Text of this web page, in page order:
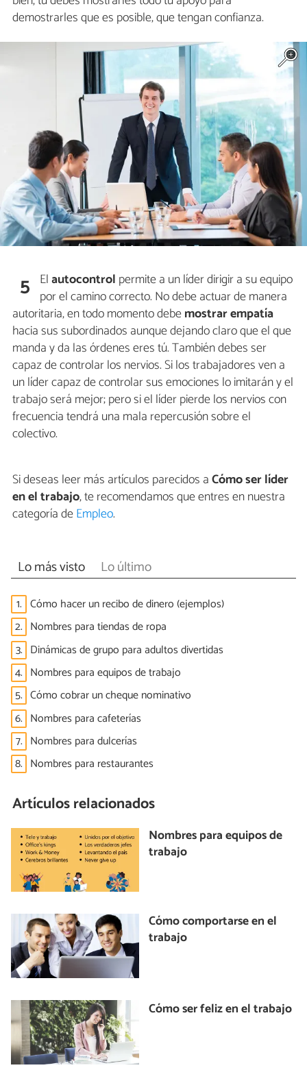
demostrarles que es posible, que tengan confianza.
5 Elautocontrol permite a un líder dirigir a su equipo
por el camino correcto. No debe actuar de manera
autoritaria, en todo momento debemostrar empatía
hacia sus subordinados aunque dejando claro que el que
manda y da las órdenes eres tú. También debes ser
capaz de controlar los nervios. Si los trabajadores ven a
un líder capaz de controlar sus emociones lo imitarán y el
trabajo será mejor; pero si el líder pierde los nervios con
frecuencia tendrá una mala repercusión sobre el
colectivo.
Si deseas leer más artículos parecidos aCómo ser líder
en el trabajo, te recomendamos que entres en nuestra
categoría deEmpleo.
Lo más visto Lo último
1. Cómo hacer un recibo de dinero (ejemplos)
2. Nombres para tiendas de ropa
3. Dinámicas de grupo para adultos divertidas
4. Nombres para equipos de trabajo
5. Cómo cobrar un cheque nominativo
6. Nombres para cafeterías
7. Nombres para dulcerías
8. Nombres para restaurantes
Artículos relacionados
Nombres para equipos de
trabajo
Cómo comportarse en el
trabajo
Cómo ser feliz en el trabajo